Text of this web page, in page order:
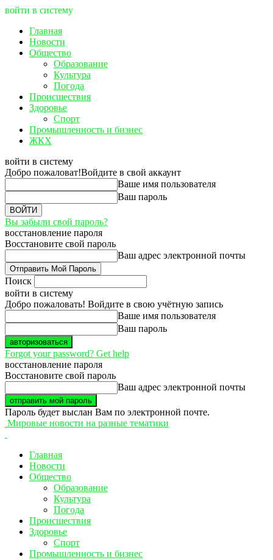
войти в систему
Главная
Новости
Общество
Образование
Культура
Погода
Происшествия
Здоровье
Спорт
Промышленность и бизнес
ЖКХ
войти в систему
Добро пожаловат!Войдите в свой аккаунт
Ваше имя пользователя
Ваш пароль
Вы забыли свой пароль?
восстановление пароля
Восстановите свой пароль
Ваш адрес электронной почты
Поиск
войти в систему
Добро пожаловать! Войдите в свою учётную запись
Ваше имя пользователя
Ваш пароль
Forgot your password? Get help
восстановление пароля
Восстановите свой пароль
Ваш адрес электронной почты
Пароль будет выслан Вам по электронной почте.
Мировые новости на разные тематики
Главная
Новости
Общество
Образование
Культура
Погода
Происшествия
Здоровье
Спорт
Промышленность и бизнес